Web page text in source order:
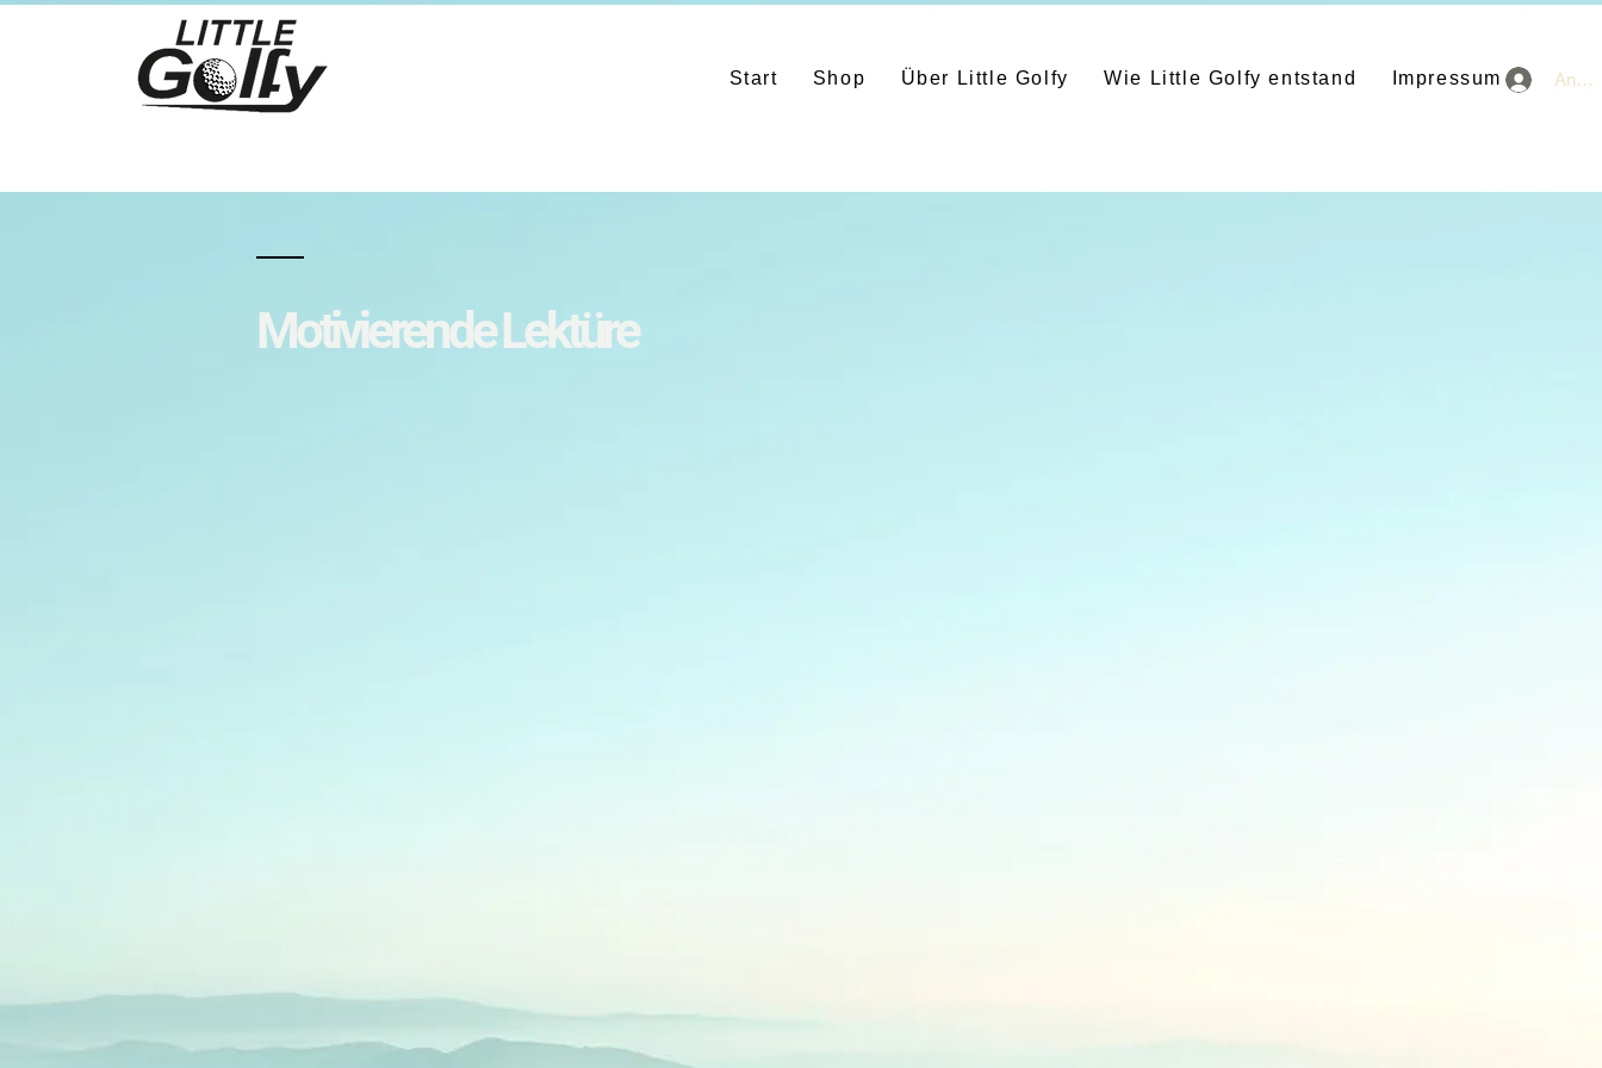
Start Shop Über Little Golfy Wie Little Golfy entstand Impressum
Motivierende Lektüre